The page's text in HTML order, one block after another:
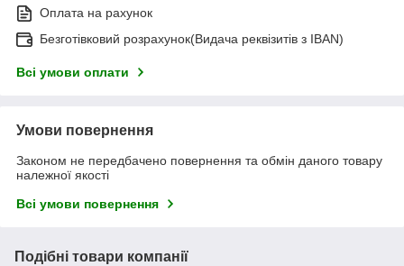
Оплата на рахунок
Безготівковий розрахунок(Видача реквізитів з IBAN)
Всі умови оплати
Умови повернення
Законом не передбачено повернення та обмін даного товару
належної якості
Всі умови повернення
Подібні товари компанії